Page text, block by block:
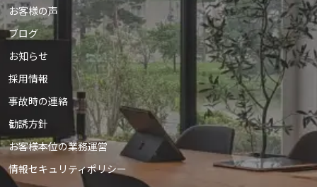
お客様の声
ブログ
お知らせ
採用情報
事故時の連絡
勧誘方針
お客様本位の業務運営
情報セキュリティポリシー